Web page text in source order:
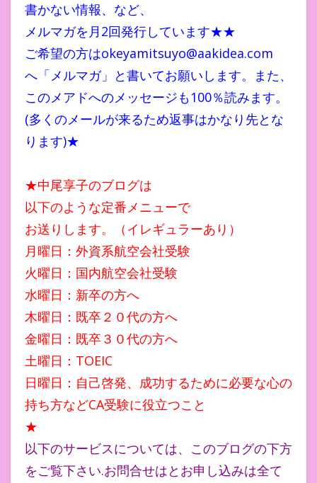
書かない情報、など、
メルマガを月2回発行しています★★
ご希望の方はokeyamitsuyo@aakidea.com
へ「メルマガ」と書いてお願いします。また、
このメアドへのメッセージも100％読みます。
(多くのメールが来るため返事はかなり先とな
ります)★
★中尾享子のブログは
以下のような定番メニューで
お送りします。（イレギュラーあり）
月曜日：外資系航空会社受験
火曜日：国内航空会社受験
水曜日：新卒の方へ
木曜日：既卒２０代の方へ
金曜日：既卒３０代の方へ
土曜日：TOEIC
日曜日：自己啓発、成功するために必要な心の
持ち方などCA受験に役立つこと
★
以下のサービスについては、このブログの下方
をご覧下さい.お問合せはとお申し込みは全て